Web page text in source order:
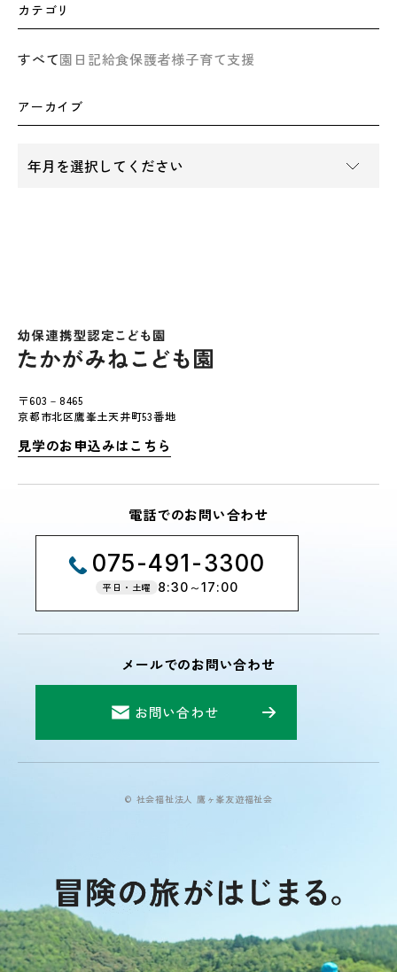
カテゴリ
すべて園日記給食保護者様子育て支援
アーカイブ
〒603－8465
京都市北区鷹峯土天井町53番地
見学のお申込みはこちら
電話でのお問い合わせ
075-491-3300
平日・土曜 8:30～17:00
メールでのお問い合わせ
お問い合わせ
© 社会福祉法人 鷹ヶ峯友遊福祉会